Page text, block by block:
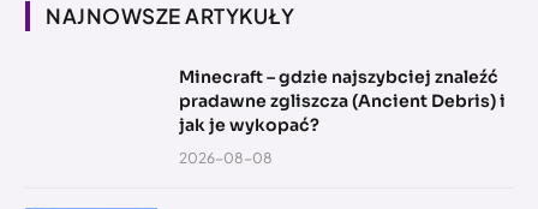
NAJNOWSZE ARTYKUŁY
Minecraft – gdzie najszybciej znaleźć
pradawne zgliszcza (Ancient Debris) i
jak je wykopać?
2026-08-08